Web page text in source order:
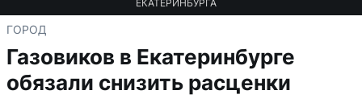
ЕКАТЕРИНБУРГА
ГОРОД
Газовиков в Екатеринбурге
обязали снизить расценки